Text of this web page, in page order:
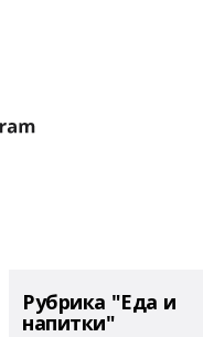
Рубрика "Еда и
напитки"